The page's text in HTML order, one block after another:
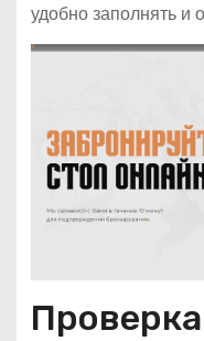
удобно заполнять и